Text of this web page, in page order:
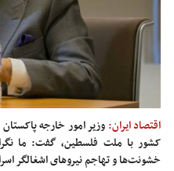
اقتصاد ایران: وزیر امور خارجه
کشور با ملت فلسطین، گفت: ما
خشونت‌ها و تهاجم نیروهای اشغالگر